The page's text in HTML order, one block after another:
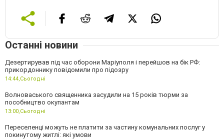
Останні новини
Дезертирував під час оборони Маріуполя і перейшов на бік РФ:
прикордоннику повідомили про підозру
14:44,Сьогодні
Волноваського священника засудили на 15 років тюрми за
пособництво окупантам
13:00,Сьогодні
Переселенці можуть не платити за частину комунальних послуг у
покинутому житлі: які умови